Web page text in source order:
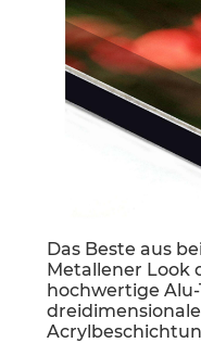
Das Beste aus
Metallener Look
hochwertige